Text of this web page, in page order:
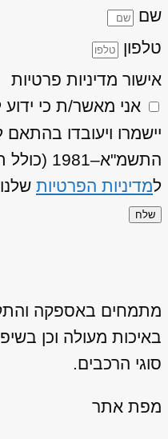
שם
טלפון
אישור מדיניות פרטיות
אני מאשר/ת כי
יישמרו ויעובדו
למדיניות הפרטיות
שלח
מתמחים באספקה
באיכות מעולה וכן
סוגי הרכבים.
מפת אתר